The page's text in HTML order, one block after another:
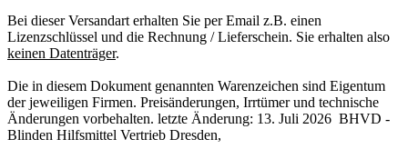
Bei dieser Versandart erhalten Sie per Email z.B. einen
Lizenzschlüssel und die Rechnung / Lieferschein. Sie erhalten also
keinen Datenträger.
Die in diesem Dokument genannten Warenzeichen sind Eigentum
der jeweiligen Firmen. Preisänderungen, Irrtümer und technische
Änderungen vorbehalten. letzte Änderung: 13. Juli 2026 BHVD -
Blinden Hilfsmittel Vertrieb Dresden,